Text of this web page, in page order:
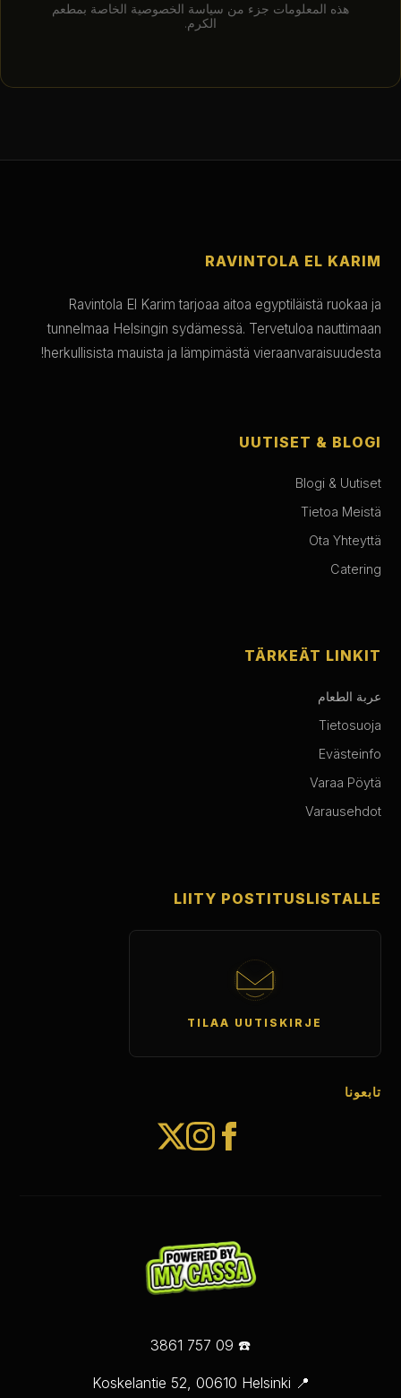
هذه المعلومات جزء من سياسة الخصوصية الخاصة بمطعم
الكرم.
RAVINTOLA EL KARIM
Ravintola El Karim tarjoaa aitoa egyptiläistä ruokaa ja
tunnelmaa Helsingin sydämessä. Tervetuloa nauttimaan
herkullisista mauista ja lämpimästä vieraanvaraisuudesta!
UUTISET & BLOGI
Blogi & Uutiset
Tietoa Meistä
Ota Yhteyttä
Catering
TÄRKEÄT LINKIT
عربة الطعام
Tietosuoja
Evästeinfo
Varaa Pöytä
Varausehdot
LIITY POSTITUSLISTALLE
TILAA UUTISKIRJE
تابعونا
☎️ 09 757 3861
📍 Koskelantie 52, 00610 Helsinki